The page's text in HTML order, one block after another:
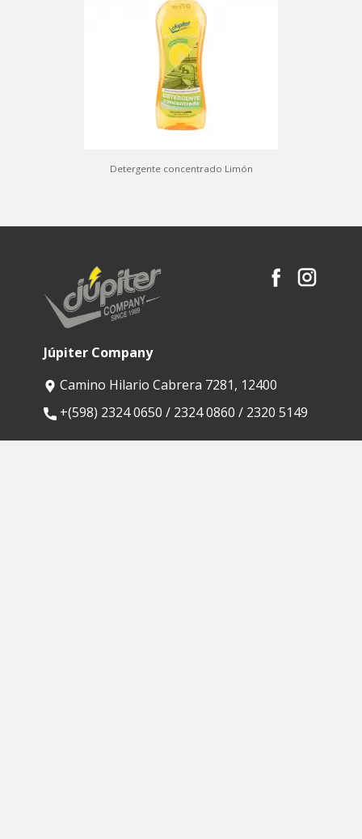
Detergente concentrado Limón
Júpiter Company
Camino Hilario Cabrera 7281, 12400
​+(598) 2324 0650 / 2324 0860 / 2320 5149